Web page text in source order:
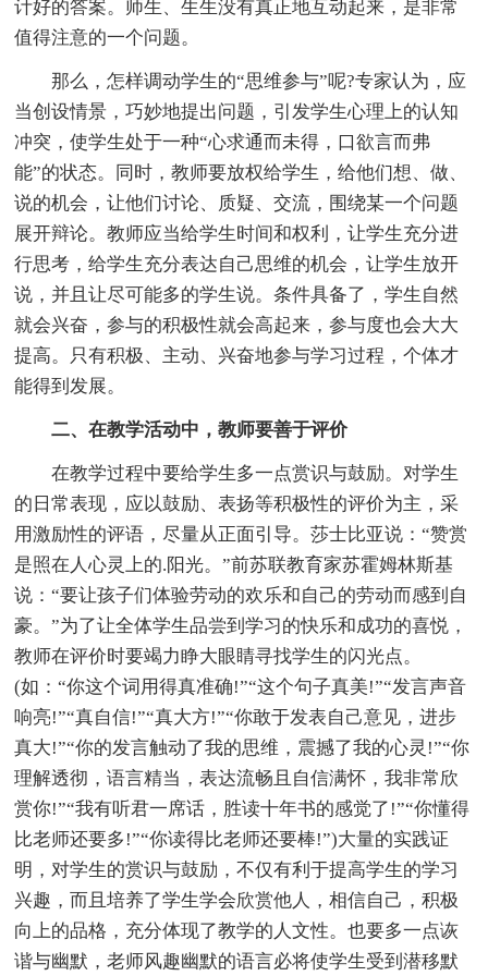
计好的答案。师生、生生没有真正地互动起来，是非常
值得注意的一个问题。
那么，怎样调动学生的“思维参与”呢?专家认为，应
当创设情景，巧妙地提出问题，引发学生心理上的认知
冲突，使学生处于一种“心求通而未得，口欲言而弗
能”的状态。同时，教师要放权给学生，给他们想、做、
说的机会，让他们讨论、质疑、交流，围绕某一个问题
展开辩论。教师应当给学生时间和权利，让学生充分进
行思考，给学生充分表达自己思维的机会，让学生放开
说，并且让尽可能多的学生说。条件具备了，学生自然
就会兴奋，参与的积极性就会高起来，参与度也会大大
提高。只有积极、主动、兴奋地参与学习过程，个体才
能得到发展。
二、在教学活动中，教师要善于评价
在教学过程中要给学生多一点赏识与鼓励。对学生
的日常表现，应以鼓励、表扬等积极性的评价为主，采
用激励性的评语，尽量从正面引导。莎士比亚说：“赞赏
是照在人心灵上的.阳光。”前苏联教育家苏霍姆林斯基
说：“要让孩子们体验劳动的欢乐和自己的劳动而感到自
豪。”为了让全体学生品尝到学习的快乐和成功的喜悦，
教师在评价时要竭力睁大眼睛寻找学生的闪光点。
(如：“你这个词用得真准确!”“这个句子真美!”“发言声音
响亮!”“真自信!”“真大方!”“你敢于发表自己意见，进步
真大!”“你的发言触动了我的思维，震撼了我的心灵!”“你
理解透彻，语言精当，表达流畅且自信满怀，我非常欣
赏你!”“我有听君一席话，胜读十年书的感觉了!”“你懂得
比老师还要多!”“你读得比老师还要棒!”)大量的实践证
明，对学生的赏识与鼓励，不仅有利于提高学生的学习
兴趣，而且培养了学生学会欣赏他人，相信自己，积极
向上的品格，充分体现了教学的人文性。也要多一点诙
谐与幽默，老师风趣幽默的语言必将使学生受到潜移默